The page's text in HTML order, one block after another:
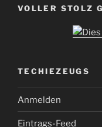
VOLLER STOLZ
TECHIEZEUGS
Anmelden
Eintrags-Feed